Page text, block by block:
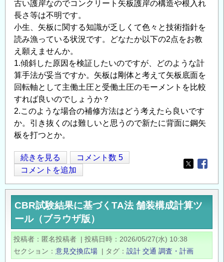
古い護岸なのでコンクリート矢板護岸の構造や根入れ
長さ等は不明です。
小生、矢板に関する知識が乏しくて色々と技術指針を
読み漁っている状況です。どなたか以下の2点をお教
え願えませんか。
1.傾斜した原因を検証したいのですが、どのような計
算手法が妥当ですか。矢板は剛体と考えて矢板底面を
回転軸として主働土圧と受働土圧のモーメントを比較
すれば良いのでしょうか？
2.このような場合の補修方法はどう考えたら良いです
か。引き抜くのは難しいと思うので新たに背面に鋼矢
板を打つとか。
傾
斜
し
た
コ
ン
ク
リ
ー
続きを見る
コメント数 5
コメントを追加
Opens in
CBR試験結果に基づくTA法 舗装構成計算ツ
ール（ブラウザ版）
投稿者 匿名投稿者 | 投稿日時
2026/05/27(水) 10:38
セクション
意見交換広場 | タグ 設計 交通 調査・計画